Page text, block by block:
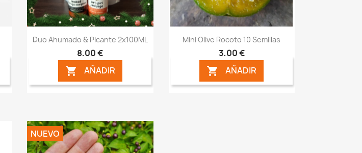
Vista rápida
Duo Ahumado & Picante 2x100ML
8,00 €
 AÑADIR
Vista rápida
Mini Olive Rocoto 10 Semillas
3,00 €
 AÑADIR
NUEVO